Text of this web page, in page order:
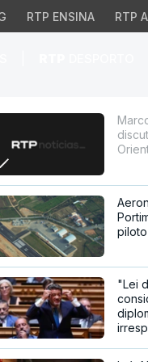
RTP ENSINA RTP
piloto
"Lei